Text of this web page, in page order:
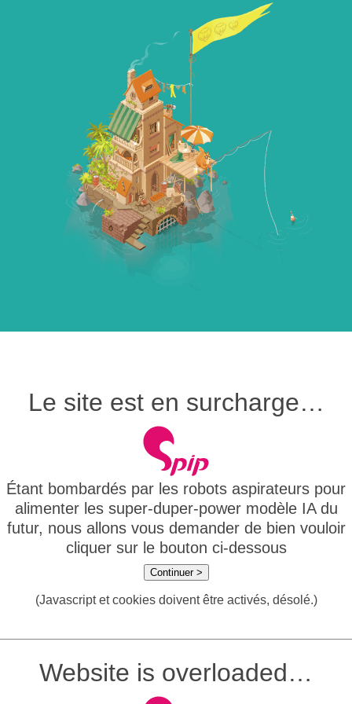
Le site est en surcharge…
Étant bombardés par les robots aspirateurs pour
alimenter les super-duper-power modèle IA du
futur, nous allons vous demander de bien vouloir
cliquer sur le bouton ci-dessous
Continuer >
(Javascript et cookies doivent être activés, désolé.)
Website is overloaded…